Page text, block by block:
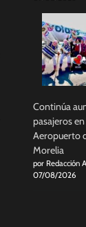
Continúa
pasajeros
Aeropuerto
Morelia
por Redacción
07/08/2026